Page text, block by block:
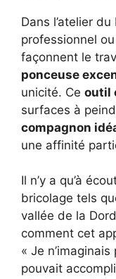
Dans l’atelier
professionnel
façonnent le
ponceuse
unicité. Ce outil
surfaces à
compagnon
une affinité
Il n’y a qu’à
bricolage tels
vallée de la
comment cet
« Je
pouvait